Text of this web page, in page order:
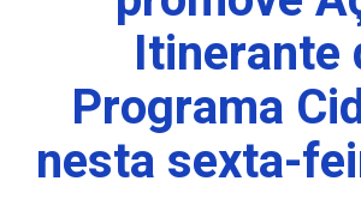
Itinerante
Programa
nesta sexta-